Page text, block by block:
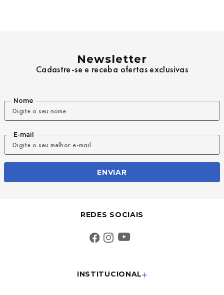
Newsletter
Cadastre-se e receba ofertas exclusivas
Nome
E-mail
ENVIAR
REDES SOCIAIS
INSTITUCIONAL